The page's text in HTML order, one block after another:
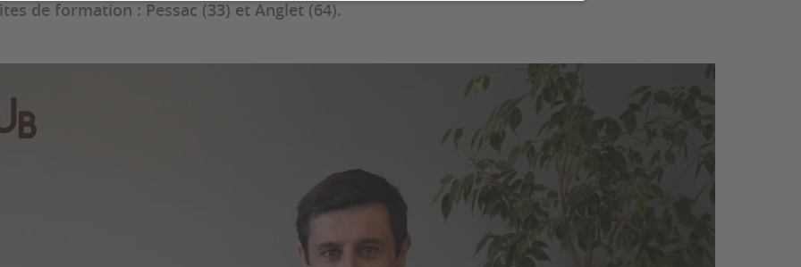
de formation : Pessac (33) et Anglet (64).